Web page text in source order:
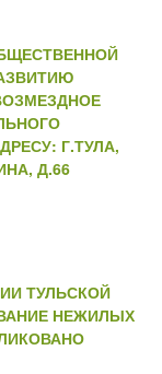
Г.ТУЛА,
Д.66
ТУЛЬСКОЙ
НЕЖИЛЫХ